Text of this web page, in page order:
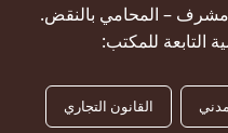
– المحامي بالنقض.
التابعة للمكتب:
القانون التجاري